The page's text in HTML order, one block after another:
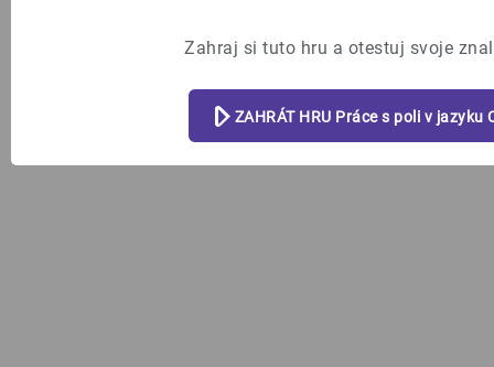
Zahraj si tuto hru a otestuj svoje
ZAHRÁT HRU Práce s poli v jazyku